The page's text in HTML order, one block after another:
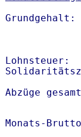
Abzüge